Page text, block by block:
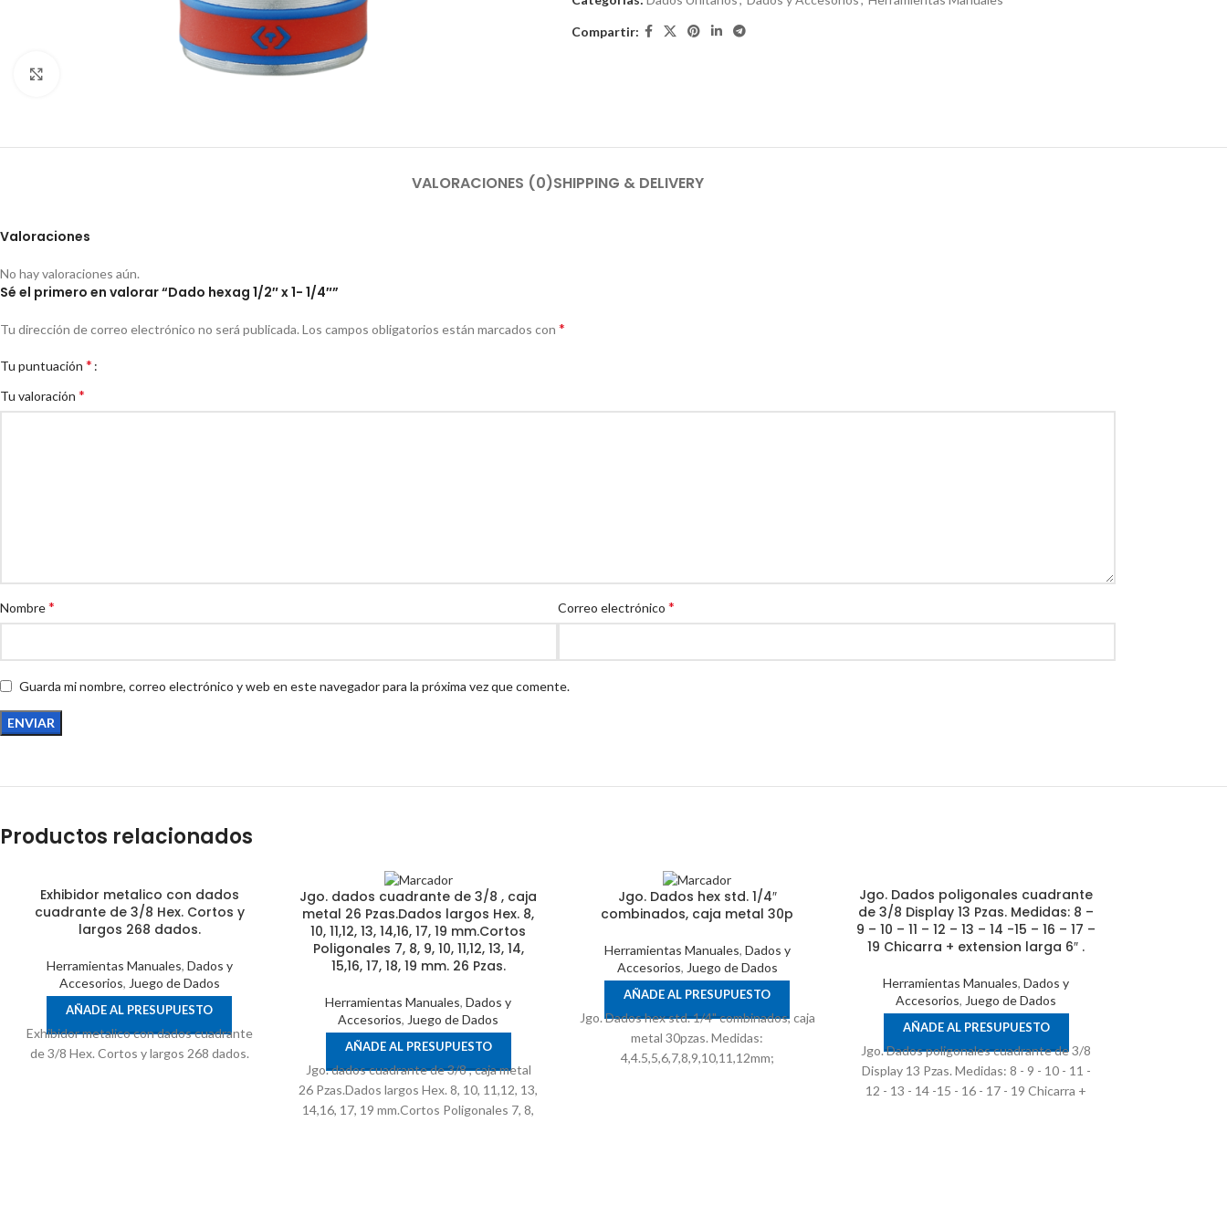
Compartir:
VALORACIONES (0)SHIPPING & DELIVERY
Valoraciones
No hay valoraciones aún.
Sé el primero en valorar “Dado hexag 1/2″ x 1- 1/4″”
Tu dirección de correo electrónico no será publicada. Los campos obligatorios están marcados con *
Tu puntuación *
Tu valoración *
Nombre* Correo electrónico *
Guarda mi nombre, correo electrónico y web en este navegador para la próxima vez que comente.
Productos relacionados
Exhibidor metalico con dados
cuadrante de 3/8 Hex. Cortos y
largos 268 dados.
Herramientas Manuales, Dados y
Accesorios, Juego de Dados
AÑADE AL PRESUPUESTO
Exhibidor metalico con dados cuadrante
de 3/8 Hex. Cortos y largos 268 dados.
Jgo. dados cuadrante de 3/8 , caja
metal 26 Pzas.Dados largos Hex. 8,
10, 11,12, 13, 14,16, 17, 19 mm.Cortos
Poligonales 7, 8, 9, 10, 11,12, 13, 14,
15,16, 17, 18, 19 mm. 26 Pzas.
Herramientas Manuales,Dados y
Accesorios, Juego de Dados
AÑADE AL PRESUPUESTO
Jgo. dados cuadrante de 3/8 , caja metal
26 Pzas.Dados largos Hex. 8, 10, 11,12, 13,
14,16, 17, 19 mm.Cortos Poligonales 7, 8,
Jgo. Dados hex std. 1/4″
combinados, caja metal 30p
Herramientas Manuales, Dados y
Accesorios, Juego de Dados
AÑADE AL PRESUPUESTO
Jgo. Dados hex std. 1/4" combinados, caja
metal 30pzas. Medidas:
4,4.5,5,6,7,8,9,10,11,12mm;
Jgo. Dados poligonales cuadrante
de 3/8 Display 13 Pzas. Medidas: 8 –
9 – 10 – 11 – 12 – 13 – 14 -15 – 16 – 17 –
19 Chicarra + extension larga 6″ .
Herramientas Manuales,Dados y
Accesorios, Juego de Dados
AÑADE AL PRESUPUESTO
Jgo. Dados poligonales cuadrante de 3/8
Display 13 Pzas. Medidas: 8 - 9 - 10 - 11 -
12 - 13 - 14 -15 - 16 - 17 - 19 Chicarra +